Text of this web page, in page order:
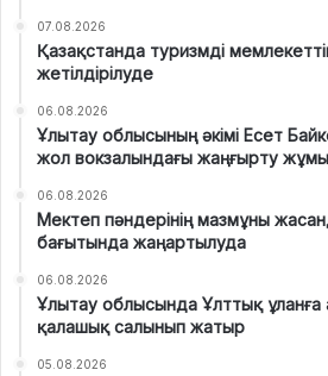
07.08.2026
Қазақстанда туризмді
жетілдірілуде
06.08.2026
Ұлытау облысының әкімі Есет
жол вокзалындағы жаңғырту
06.08.2026
Мектеп пәндерінің мазмұны
бағытында жаңартылуда
06.08.2026
Ұлытау облысында Ұлттық ұланға
қалашық салынып жатыр
05.08.2026